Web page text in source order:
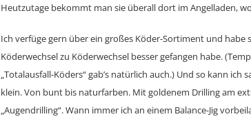
Heutzutage bekommt man sie überall dort im Angelladen,
Ich verfüge gern über ein großes Köder-Sortiment und habe
Köderwechsel zu Köderwechsel besser gefangen habe.
„Totalausfall-Köders“ gab’s natürlich auch.) Und so kann
klein. Von bunt bis naturfarben. Mit goldenem Drilling am
„Augendrilling“. Wann immer ich an einem Balance-Jig